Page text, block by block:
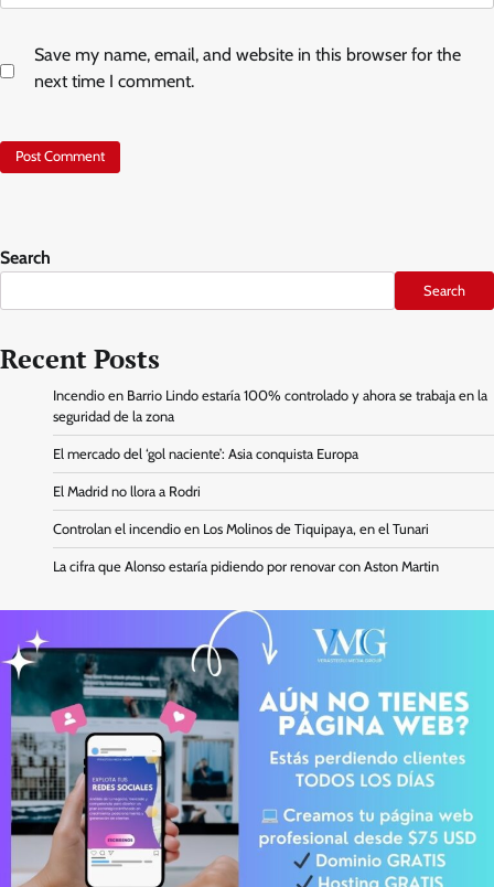
Save my name, email, and website in this browser for the
next time I comment.
Search
Search
Recent Posts
Incendio en Barrio Lindo estaría 100% controlado y ahora se trabaja en la
seguridad de la zona
El mercado del ‘gol naciente’: Asia conquista Europa
El Madrid no llora a Rodri
Controlan el incendio en Los Molinos de Tiquipaya, en el Tunari
La cifra que Alonso estaría pidiendo por renovar con Aston Martin